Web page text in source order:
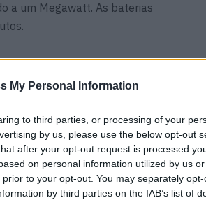
My Personal Information
to third parties, or processing of your
by us, please use the below opt-out
after your opt-out request is processed
on personal information utilized by us
to your opt-out. You may separately
by third parties on the IAB’s list of
a um Megawatt. As baterias
sensorial no primeiro SUV
elétrico da Bentley
08/08/2026
Futuro BMW iX1 acelera e a
Neue Klasse muda tudo no